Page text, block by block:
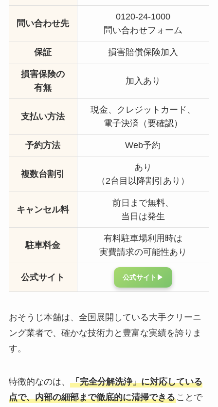
問い合わせ先
0120-24-1000
問い合わせフォーム
保証 損害賠償保険加入
損害保険の
有無
加入あり
支払い方法
現金、クレジットカード、
電子決済（要確認）
予約方法 Web予約
複数台割引
あり
（2台目以降割引あり）
キャンセル料
前日まで無料、
当日は発生
駐車料金
有料駐車場利用時は
実費請求の可能性あり
公式サイト 公式サイト▶︎
おそうじ本舗は、全国展開している大手クリーニ
ング業者で、確かな技術力と豊富な実績を誇りま
す。
特徴的なのは、 「完全分解洗浄」に対応している
点で、内部の細部まで徹底的に清掃できることで